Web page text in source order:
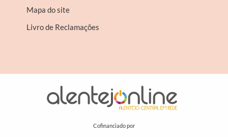
Mapa do site
Livro de Reclamações
Cofinanciado por